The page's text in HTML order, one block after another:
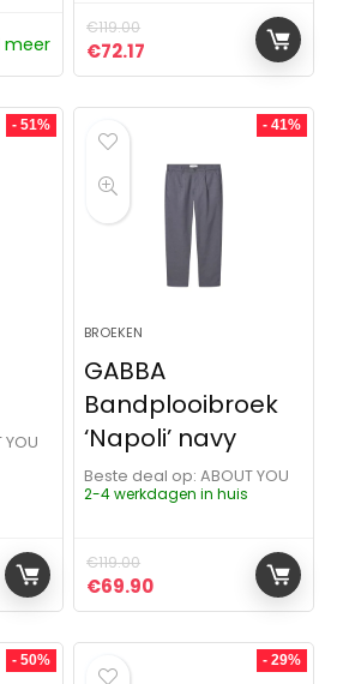
meer
€119.00
Oorspronkelijke prijs was:
€72.17 Huidige prijs is:
- 51%
YOU
was: €119.00.
is: €57.90.
- 41%
BROEKEN
GABBA
Bandplooibroek
‘Napoli’ navy
Beste deal op:
ABOUT YOU
2-4 werkdagen in huis
€119.00
Oorspronkelijke prijs was:
€69.90Huidige prijs is:
- 50% - 29%